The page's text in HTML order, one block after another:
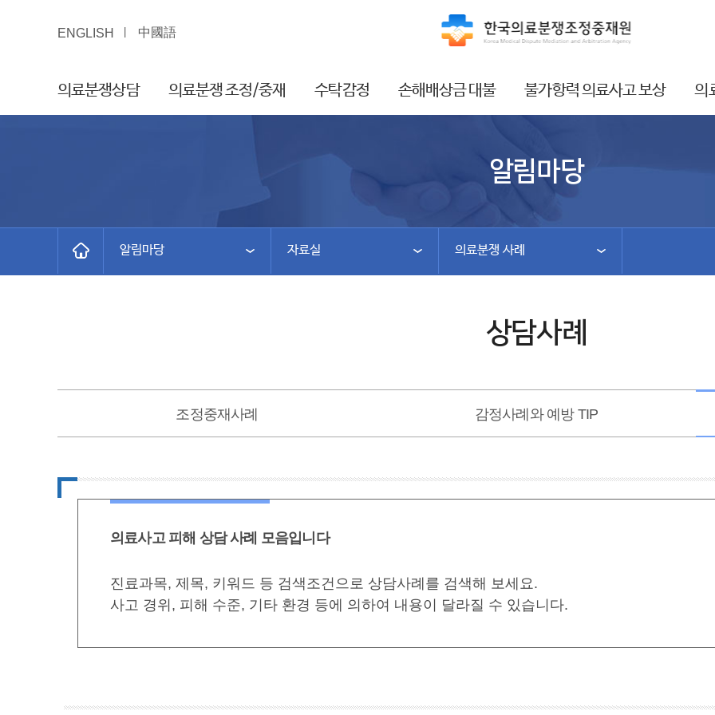
ENGLISH 中國語
의료분쟁상담 의료분쟁 조정/중재 수탁감정 손해배상금 대불 불가항력 의료사고 보상 의
알림마당
알림마당 자료실 의료분쟁 사례
상담사례
조정중재사례 감정사례와 예방 TIP
의료사고 피해 상담 사례 모음입니다
진료과목, 제목, 키워드 등 검색조건으로 상담사례를 검색해 보세요.
사고 경위, 피해 수준, 기타 환경 등에 의하여 내용이 달라질 수 있습니다.